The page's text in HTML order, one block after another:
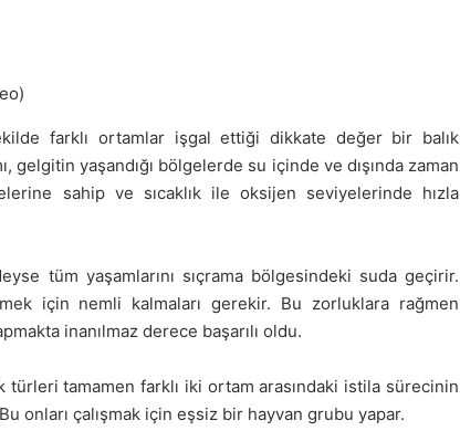
farklı ortamlar işgal ettiği dikkate değer bir balık
gelgitin yaşandığı bölgelerde su içinde ve dışında zaman
sahip ve sıcaklık ile oksijen seviyelerinde hızla
tüm yaşamlarını sıçrama bölgesindeki suda geçirir.
için nemli kalmaları gerekir. Bu zorluklara rağmen
inanılmaz derece başarılı oldu.
tamamen farklı iki ortam arasındaki istila sürecinin
onları çalışmak için eşsiz bir hayvan grubu yapar.